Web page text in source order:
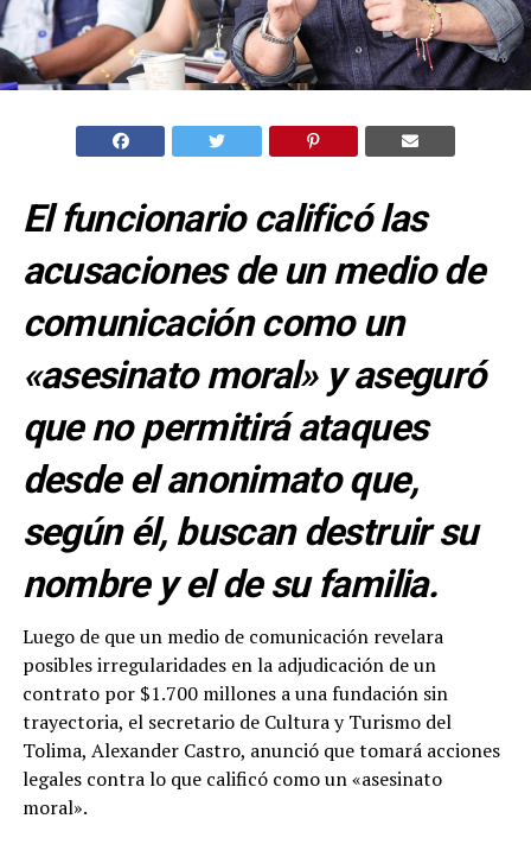
El funcionario calificó las
acusaciones de un medio de
comunicación como un
«asesinato moral» y aseguró
que no permitirá ataques
desde el anonimato que,
según él, buscan destruir su
nombre y el de su familia.
Luego de que un medio de comunicación revelara
posibles irregularidades en la adjudicación de un
contrato por $1.700 millones a una fundación sin
trayectoria, el secretario de Cultura y Turismo del
Tolima, Alexander Castro, anunció que tomará acciones
legales contra lo que calificó como un «asesinato
moral».